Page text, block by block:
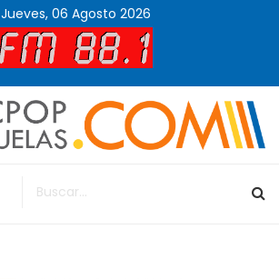
Jueves, 06 Agosto 2026